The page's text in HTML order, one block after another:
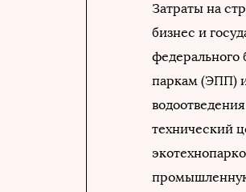
Затраты на
бизнес и
паркам (ЭПП)
технический